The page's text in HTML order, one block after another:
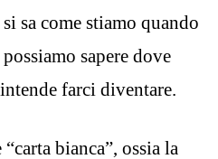
sa come stiamo quando
sapere dove
farci diventare.
bianca”, ossia la